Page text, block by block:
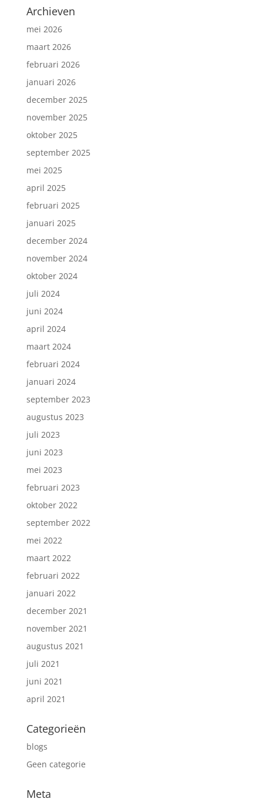
Archieven
mei 2026
maart 2026
februari 2026
januari 2026
december 2025
november 2025
oktober 2025
september 2025
mei 2025
april 2025
februari 2025
januari 2025
december 2024
november 2024
oktober 2024
juli 2024
juni 2024
april 2024
maart 2024
februari 2024
januari 2024
september 2023
augustus 2023
juli 2023
juni 2023
mei 2023
februari 2023
oktober 2022
september 2022
mei 2022
maart 2022
februari 2022
januari 2022
december 2021
november 2021
augustus 2021
juli 2021
juni 2021
april 2021
Categorieën
blogs
Geen categorie
Meta